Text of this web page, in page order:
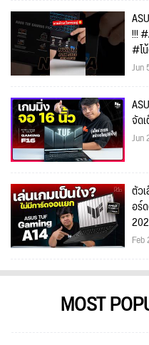
!!!
#โ
Jun
จัด
Jun
ตัว
อร์
MOST